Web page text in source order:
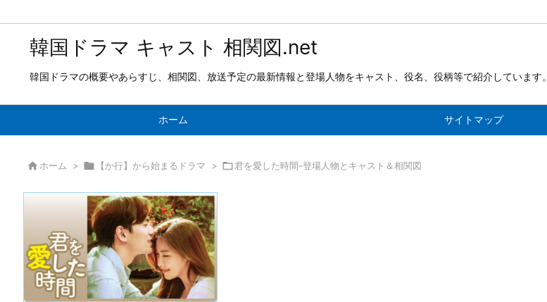
韓国ドラマ キャスト 相関図.net
韓国ドラマの概要やあらすじ、相関図、放送予定の最新情報と登場人物をキャスト、役名、役柄等で紹介しています。
ホーム サイトマップ
 ホーム >  【か行】から始まるドラマ > 君を愛した時間-登場人物とキャスト＆相関図